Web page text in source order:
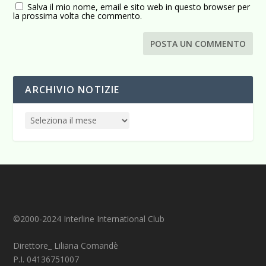
Salva il mio nome, email e sito web in questo browser per
la prossima volta che commento.
ARCHIVIO NOTIZIE
©2000-2024 Interline International Club
Direttore_ Liliana Comandè
P.I. 04136751007